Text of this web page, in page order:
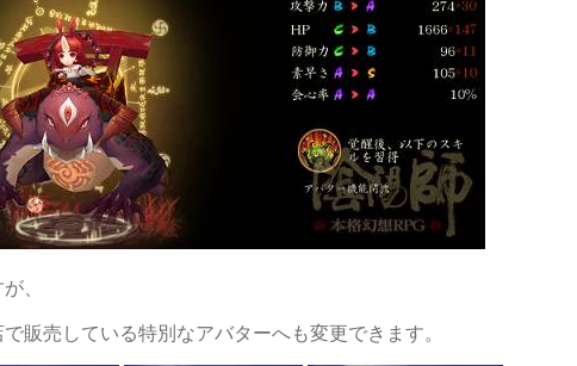
、
売している特別なアバターへも変更できます。